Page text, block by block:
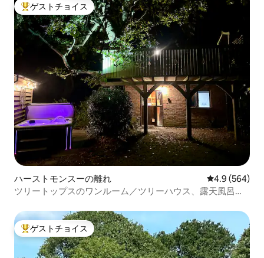
大好評のゲストチョイスです。
ゲストチョイス
ハーストモンスーの離れ レビュー564
4.9 (564)
ツリートップスのワンルーム／ツリーハウス、露天風呂・
大好評のゲストチョイスです。
ゲストチョイス